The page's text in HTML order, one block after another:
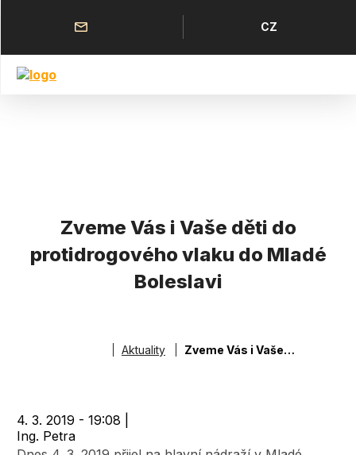
obsahu
Horní
menu
Jazyk
CZ
Zveme Vás i Vaše děti do
protidrogového vlaku do Mladé
Boleslavi
DrobečkováAktuality Zveme Vás i Vaše děti do protidrogového vlaku do Mladé Boleslavi
4. 3. 2019 - 19:08
Ing. Petra